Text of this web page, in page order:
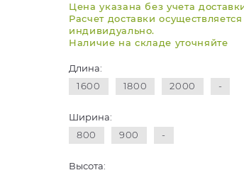
Цена указана без учета
Расчет доставки осуществляется
индивидуально.
Наличие на складе уточняйте
Длина:
1600
1800 2000 -
Ширина:
800
900 -
Высота: